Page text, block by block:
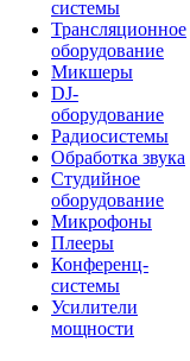
системы
Трансляционное
оборудование
Микшеры
DJ-
оборудование
Радиосистемы
Обработка звука
Студийное
оборудование
Микрофоны
Плееры
Конференц-
системы
Усилители
мощности